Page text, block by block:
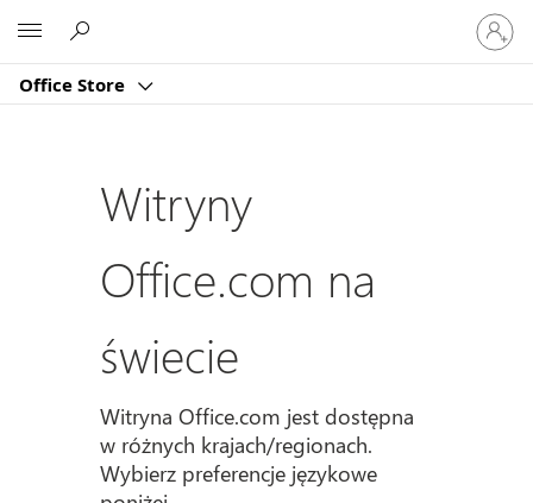
Office Store
Zaloguj
się
do
konta
Witryny
Office.com na
świecie
Witryna Office.com jest dostępna
w różnych krajach/regionach.
Wybierz preferencje językowe